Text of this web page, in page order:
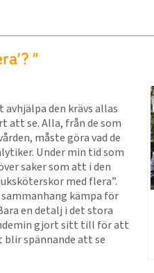
”
den krävs allas
att se. Alla, från de som
måste göra vad de
Under min tid som
saker som att i den
med flera”.
kämpa för
en detalj i det stora
gjort sitt till för att
spännande att se